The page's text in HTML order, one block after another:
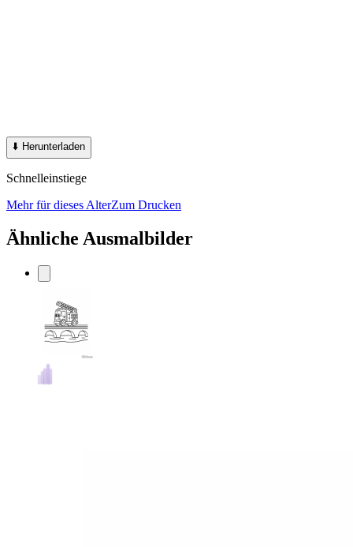
⬇️ Herunterladen
Schnelleinstiege
Mehr für dieses AlterZum Drucken
Ähnliche Ausmalbilder